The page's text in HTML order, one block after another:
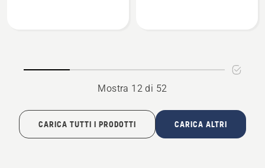
Mostra 12 di 52
CARICA TUTTI I PRODOTTI CARICA ALTRI